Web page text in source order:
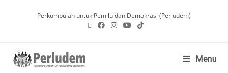
Perkumpulan untuk Pemilu dan Demokrasi (Perludem)
Menu